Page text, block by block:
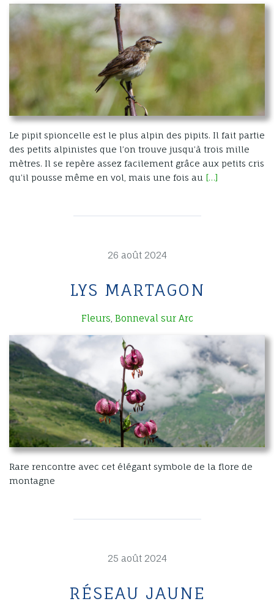
Le pipit spioncelle est le plus alpin des pipits. Il fait partie
des petits alpinistes que l’on trouve jusqu’à trois mille
mètres. Il se repère assez facilement grâce aux petits cris
qu’il pousse même en vol, mais une fois au […]
26 août 2024
LYS MARTAGON
Fleurs Bonneval sur Arc
Rare rencontre avec cet élégant symbole de la flore de
montagne
25 août 2024
RÉSEAU JAUNE